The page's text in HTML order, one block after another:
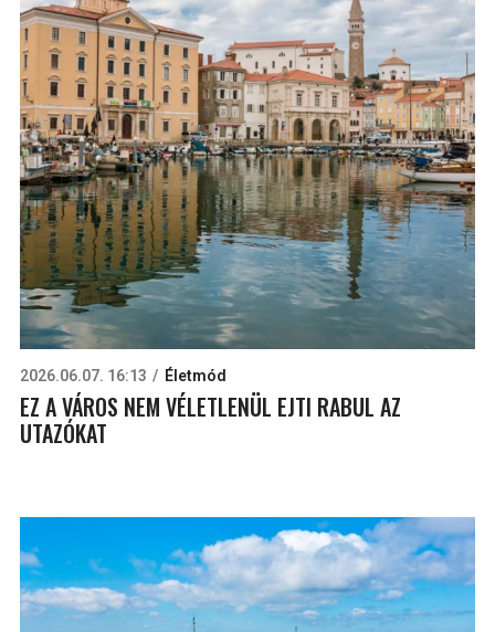
2026.06.07. 16:13 Életmód
EZ A VÁROS NEM VÉLETLENÜL EJTI RABUL AZ
UTAZÓKAT